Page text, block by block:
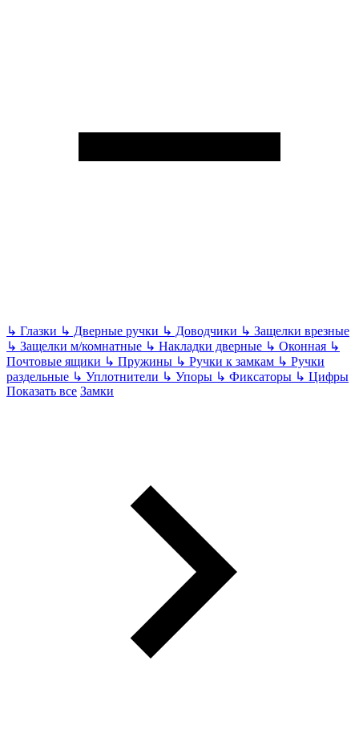
↳ Глазки ↳ Дверные ручки ↳ Доводчики ↳ Защелки врезные
↳ Защелки м/комнатные ↳ Накладки дверные ↳ Оконная ↳
Почтовые ящики ↳ Пружины ↳ Ручки к замкам ↳ Ручки
раздельные ↳ Уплотнители ↳ Упоры ↳ Фиксаторы ↳ Цифры
Показать все Замки